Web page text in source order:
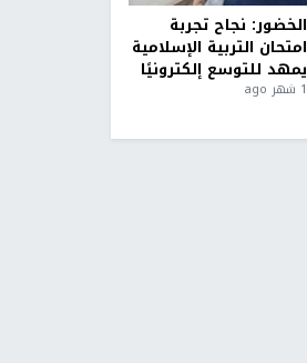
الخضور: نجاح تجربة
امتحان التربية الإسلامية
يمهد للتوسع إلكترونيًا
1 شهر ago